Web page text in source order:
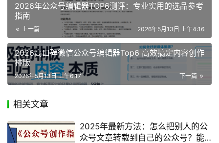
2026年公众号编辑器TOP6测评：专业实用的选品参考
指南
上一篇 2026年5月13日 上午4:16
2026高口碑微信公众号编辑器Top6 高效搞定内容创作
排版
下一篇
2026年5月13日 上午6:17
相关文章
2025年最新方法：怎么把别人的公
众号文章转载到自己的公众号？能